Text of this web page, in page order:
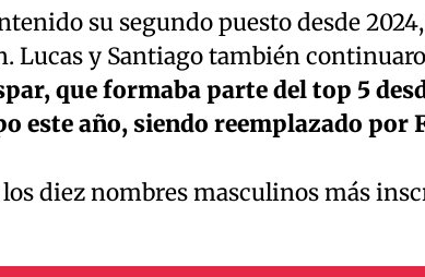
su segundo puesto desde
Lucas y Santiago también
que formaba parte del top 5
este año, siendo reemplazado por
diez nombres masculinos más